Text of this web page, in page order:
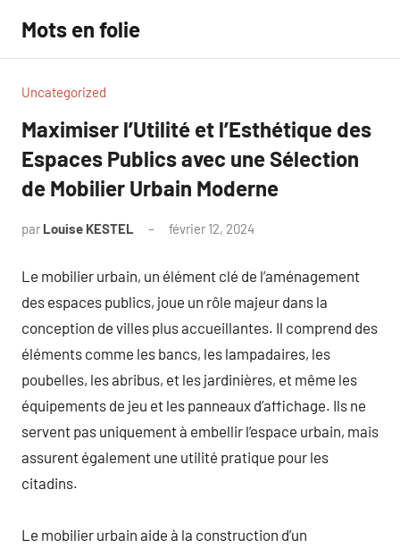
contenu
Mots en folie
Uncategorized
Maximiser l’Utilité et l’Esthétique des
Espaces Publics avec une Sélection
de Mobilier Urbain Moderne
par Louise KESTEL février 12, 2024
Le mobilier urbain, un élément clé de l’aménagement
des espaces publics, joue un rôle majeur dans la
conception de villes plus accueillantes. Il comprend des
éléments comme les bancs, les lampadaires, les
poubelles, les abribus, et les jardinières, et même les
équipements de jeu et les panneaux d’affichage. Ils ne
servent pas uniquement à embellir l’espace urbain, mais
assurent également une utilité pratique pour les
citadins.
Le mobilier urbain aide à la construction d’un